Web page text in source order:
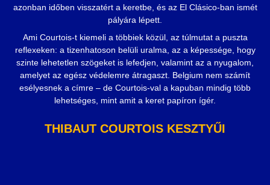
azonban időben visszatért a keretbe, és az El Clásico-ban ismét
pályára lépett.
Ami Courtois-t kiemeli a többiek közül, az túlmutat a puszta
reflexeken: a tizenhatoson belüli uralma, az a képessége, hogy
szinte lehetetlen szögeket is lefedjen, valamint az a nyugalom,
amelyet az egész védelemre átragaszt. Belgium nem számít
esélyesnek a címre – de Courtois-val a kapuban mindig több
lehetséges, mint amit a keret papíron ígér.
THIBAUT COURTOIS KESZTYŰI